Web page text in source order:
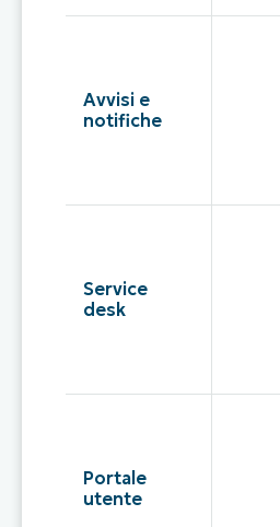
Avvisi e
notifiche
Service
desk
Portale
utente